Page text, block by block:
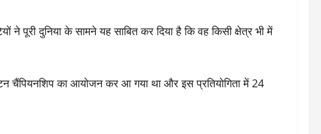
ने पूरी दुनिया के सामने यह साबित कर दिया है कि वह किसी क्षेत्र भी में
चैंपियनशिप का आयोजन कर आ गया था और इस प्रतियोगिता में 24